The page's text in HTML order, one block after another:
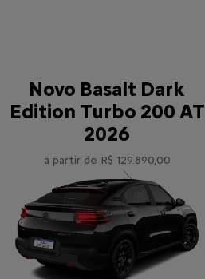
Novo Basalt Dark
Edition Turbo 200 AT
2026
a partir de R$ 129.890,00